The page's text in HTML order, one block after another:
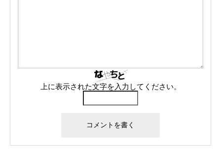
上に表示された文字を入力してください。